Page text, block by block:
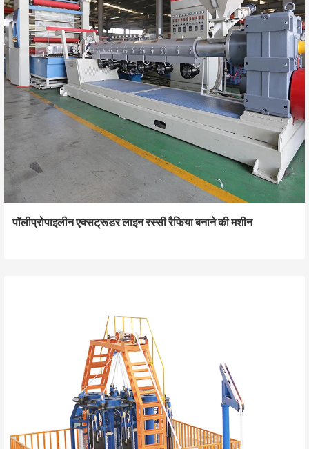
पॉलीप्रोपाइलीन एक्सट्रूडर लाइन रस्सी रैफिया बनाने की मशीन